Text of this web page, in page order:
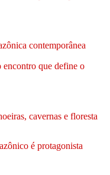
contemporânea
que define o
cavernas e floresta
é protagonista